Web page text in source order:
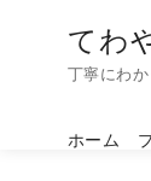
てわ
丁寧にわ
ホーム